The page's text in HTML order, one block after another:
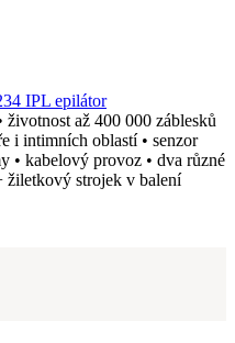
IPL epilátor
až 400 000 záblesků
i intimních oblastí • senzor
• kabelový provoz • dva různé
žiletkový strojek v balení